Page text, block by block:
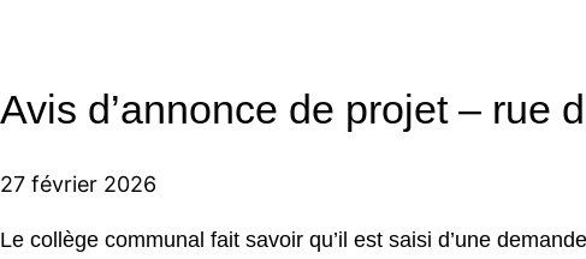
Avis d’annonce de projet – rue
27 février 2026
Le collège communal fait savoir qu’il est saisi d’une